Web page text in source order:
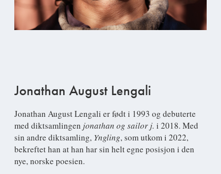
Jonathan August Lengali
Jonathan August Lengali er født i 1993 og debuterte
med diktsamlingen jonathan og sailor j. i 2018. Med
sin andre diktsamling, Yngling, som utkom i 2022,
bekreftet han at han har sin helt egne posisjon i den
nye, norske poesien.